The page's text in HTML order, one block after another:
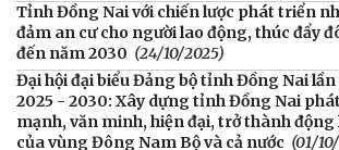
Tỉnh Đồng Nai với chiến lược phát triển
đảm an cư cho người lao động, thúc đẩy
đến năm 2030 (24/10/2025)
Đại hội đại biểu Đảng bộ tỉnh Đồng Nai
2025 - 2030: Xây dựng tỉnh Đồng Nai
mạnh, văn minh, hiện đại, trở thành
của vùng Đông Nam Bộ và cả nước (01/